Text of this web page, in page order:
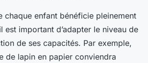
chaque enfant bénéficie pleinement
est important d’adapter le niveau de
de ses capacités. Par exemple,
de lapin en papier conviendra